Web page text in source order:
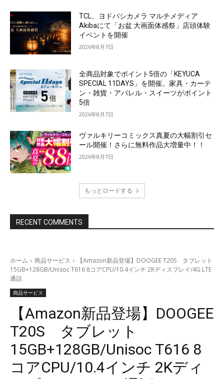
TCL、ヨドバシカメラ マルチメディア
Akibaにて「お盆 大画面体感祭」店頭体験
イベントを開催
2026年8月7日
全商品対象でポイント5倍の「KEYUCA
SPECIAL 11DAYS」を開催。家具・カーテ
ン・雑貨・アパレル・スイーツがポイント
5倍
2026年8月7日
ヴァルキリーコミックス真夏の大幅割引セ
ール開催！さらに無料作品大増量中！！
2026年8月7日
もっとロードする
RECENT COMMENTS